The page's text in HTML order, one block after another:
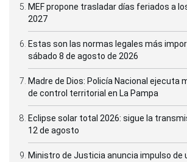
MEF propone trasladar días feriados a
2027
Estas son las normas legales más
sábado 8 de agosto de 2026
Madre de Dios: Policía Nacional ejecuta
de control territorial en La Pampa
Eclipse solar total 2026: sigue la
12 de agosto
Ministro de Justicia anuncia impulso de